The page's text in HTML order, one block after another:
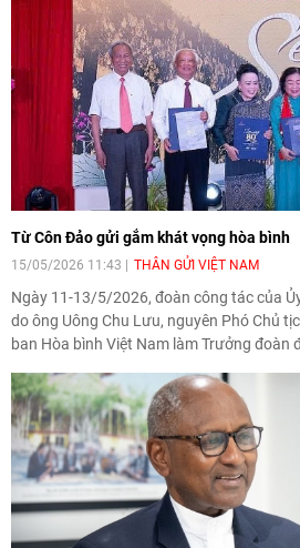
Từ Côn Đảo gửi gắm khát vọng hòa bình
15/05/2026 11:43 THÂN GỬI VIỆT NAM
Ngày 11-13/5/2026, đoàn công tác của
do ông Uông Chu Lưu, nguyên Phó Chủ
ban Hòa bình Việt Nam làm Trưởng đoàn
Đặc khu Côn Đảo, TP. Hồ Chí Minh.